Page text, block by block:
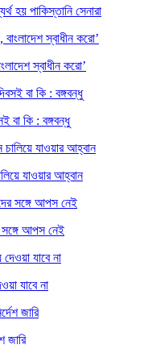
হয় পাকিস্তানি সেনারা
স্বাধীন করো’
বা কি : বঙ্গবন্ধু
যাওয়ার আহ্বান
সঙ্গে আপস নেই
যাবে না
জারি